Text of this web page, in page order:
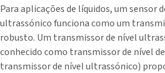
Para aplicações de líquidos, um sensor
ultrassónico funciona como um
robusto. Um transmissor de nível
conhecido como transmissor de nível
transmissor de nível ultrassónico)